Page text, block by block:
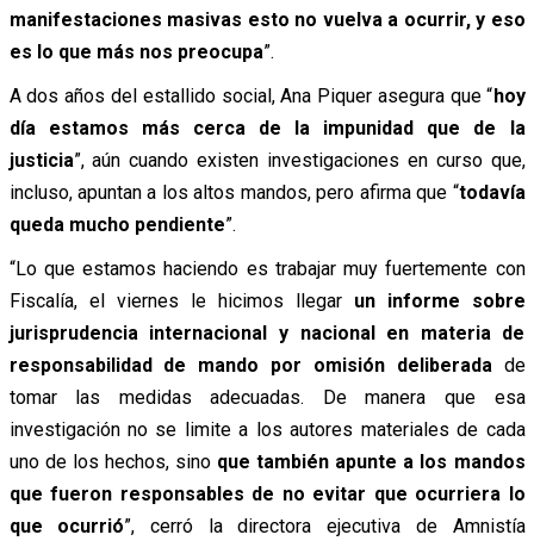
manifestaciones masivas esto no vuelva a ocurrir, y eso
es lo que más nos preocupa”.
A dos años del estallido social, Ana Piquer asegura que “hoy
día estamos más cerca de la impunidad que de la
justicia”, aún cuando existen investigaciones en curso que,
incluso, apuntan a los altos mandos, pero afirma que “todavía
queda mucho pendiente”.
“Lo que estamos haciendo es trabajar muy fuertemente con
Fiscalía, el viernes le hicimos llegar un informe sobre
jurisprudencia internacional y nacional en materia de
responsabilidad de mando por omisión deliberada de
tomar las medidas adecuadas. De manera que esa
investigación no se limite a los autores materiales de cada
uno de los hechos, sino que también apunte a los mandos
que fueron responsables de no evitar que ocurriera lo
que ocurrió”, cerró la directora ejecutiva de Amnistía